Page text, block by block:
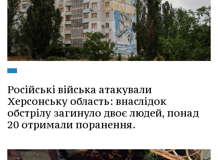
Російські війська атакували
Херсонську область: внаслідок
обстрілу загинуло двоє людей, понад
20 отримали поранення.